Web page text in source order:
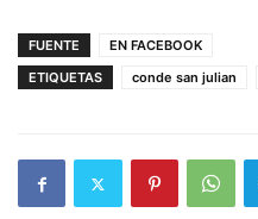
FUENTE
EN FACEBOOK
ETIQUETAS
conde san julian